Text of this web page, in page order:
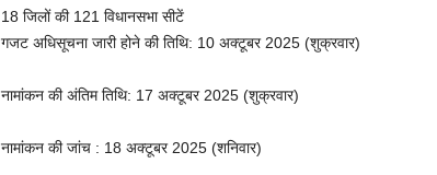
18 जिलों की 121 विधानसभा सीटें
गजट अधिसूचना जारी होने की तिथि: 10 अक्टूबर 2025 (शुक्रवार)
नामांकन की अंतिम तिथि: 17 अक्टूबर 2025 (शुक्रवार)
नामांकन की जांच : 18 अक्टूबर 2025 (शनिवार)